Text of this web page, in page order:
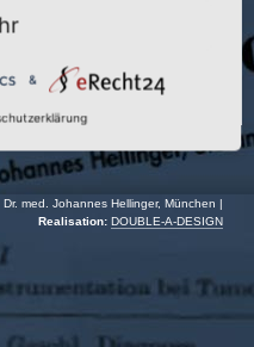
Dr. med. Johannes Hellinger, München |
Realisation: DOUBLE-A-DESIGN
&